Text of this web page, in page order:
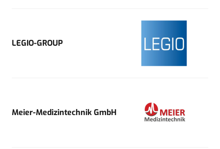
LEGIO-GROUP
Meier-Medizintechnik GmbH